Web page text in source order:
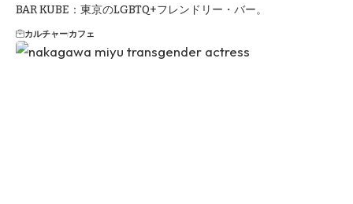
BAR KUBE：東京のLGBTQ+フレンドリー・バー。
カルチャーカフェ